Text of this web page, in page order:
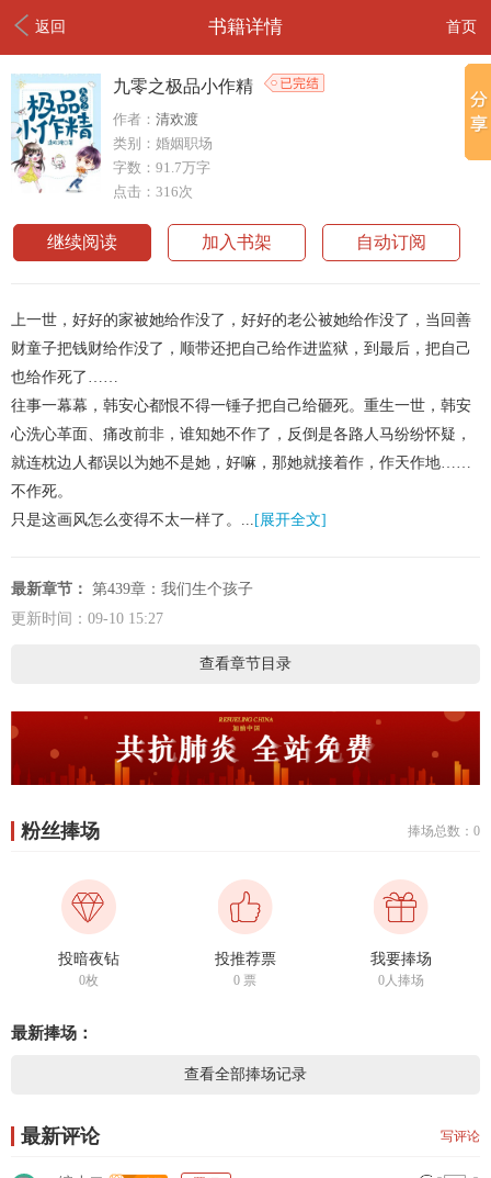
返回 书籍详情 首页
九零之极品小作精
作者： 清欢渡
类别：婚姻职场
字数：91.7万字
点击：316次
继续阅读 加入书架 自动订阅
上一世，好好的家被她给作没了，好好的老公被她给作没了，当回善
财童子把钱财给作没了，顺带还把自己给作进监狱，到最后，把自己
也给作死了……
往事一幕幕，韩安心都恨不得一锤子把自己给砸死。重生一世，韩安
心洗心革面、痛改前非，谁知她不作了，反倒是各路人马纷纷怀疑，
就连枕边人都误以为她不是她，好嘛，那她就接着作，作天作地……
不作死。
只是这画风怎么变得不太一样了。... [展开全文]
最新章节： 第439章：我们生个孩子
更新时间：09-10 15:27
查看章节目录
粉丝捧场 捧场总数：0
投暗夜钻
0枚
投推荐票
0 票
我要捧场
0人捧场
最新捧场：
查看全部捧场记录
最新评论 写评论